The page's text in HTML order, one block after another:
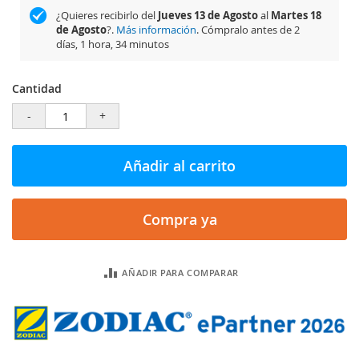
¿Quieres recibirlo del Jueves 13 de Agostoal Martes 18
de Agosto?. Más información. Cómpralo antes de2
días, 1 hora, 34 minutos
Cantidad
-
+
Añadir al carrito
Compra ya
AÑADIR PARA COMPARAR